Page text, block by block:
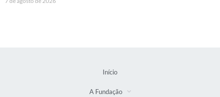
Início
A Fundação